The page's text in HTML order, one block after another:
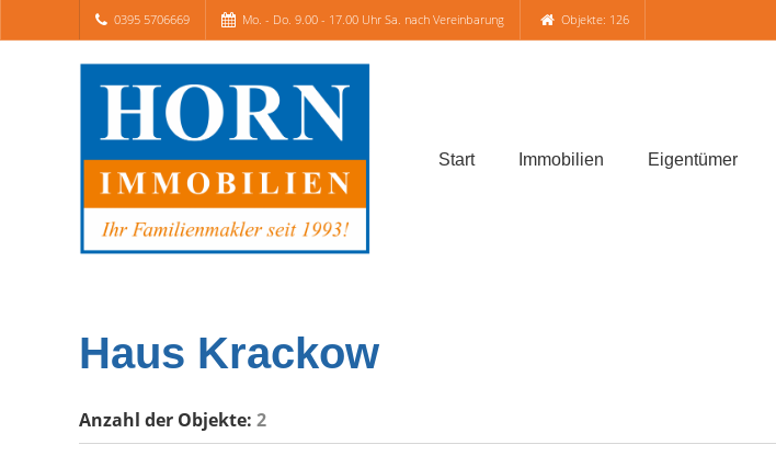
0395 5706669 Mo. - Do. 9.00 - 17.00 Uhr Sa. nach Vereinbarung Objekte: 126
Start Immobilien Eigentümer
Haus Krackow
Anzahl der Objekte: 2